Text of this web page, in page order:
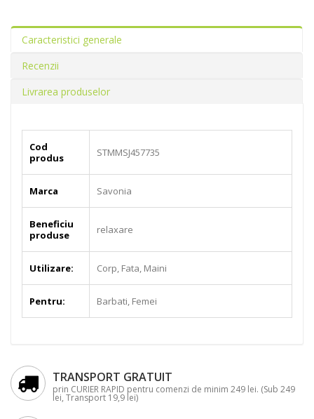
Caracteristici generale
Recenzii
Livrarea produselor
Cod
produs
STMMSJ457735
Marca Savonia
Beneficiu
produse
relaxare
Utilizare: Corp, Fata, Maini
Pentru: Barbati, Femei
TRANSPORT GRATUIT
prin CURIER RAPID pentru comenzi de minim 249 lei. (Sub 249
lei, Transport 19,9 lei)